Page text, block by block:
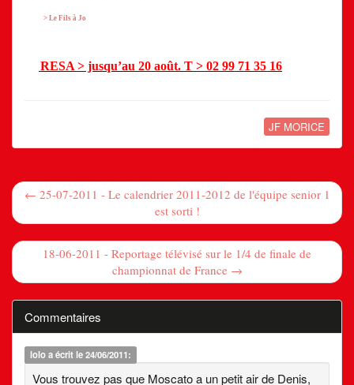
> Le Fils à Jo
RESA > jusqu’au 20 août. T > 02 99 71 35 16
JF MORICE
← 25-07-2011 - Le calendrier 2011-2012 de l'équipe senior 1
est sorti !
18-06-2011 - Reportage télévisé sur le 1/4 de finale de
championnat de France →
Commentaires
loloa écrit le 24/06/2011:
Vous trouvez pas que Moscato a un petit air de Denis,